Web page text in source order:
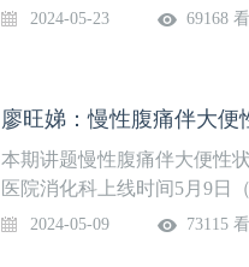
痛有多种原因，经常表现复
性腹痛的病因，帮助大家拓
课隔周周四更新，欢迎关注
2024-05-23 69168
廖旺娣：慢性腹痛伴大便
本期讲题慢性腹痛伴大便性
医院消化科上线时间5月9日
腹痛有多种原因，经常表现
2024-05-09 73115